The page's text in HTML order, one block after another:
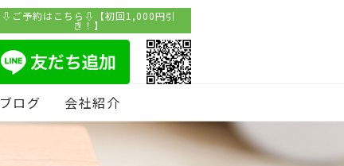
⇩ご予約はこちら⇩【初回1,000円引
き！】
ブログ 会社紹介